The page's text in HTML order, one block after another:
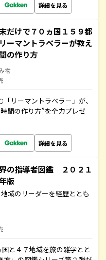
詳細を見る
だけで７０ヵ国１５９都
ーマントラベラーが教え
の作り方
物
リーマントラベラー」が、
間の作り方”を全力プレゼ
詳細を見る
の指導者図鑑 ２０２１
版
域のリーダーを経歴ととも
と４７地域を旅の雑学とと